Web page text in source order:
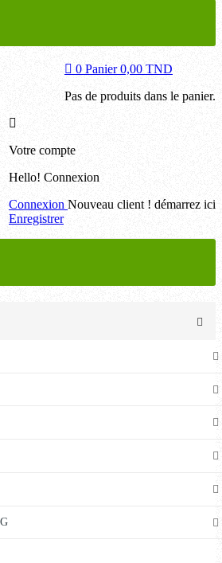
0 Panier 0,00 TND
Pas de produits dans le panier.
Votre compte
Hello! Connexion
Connexion Nouveau client ! démarrez ici
Enregistrer